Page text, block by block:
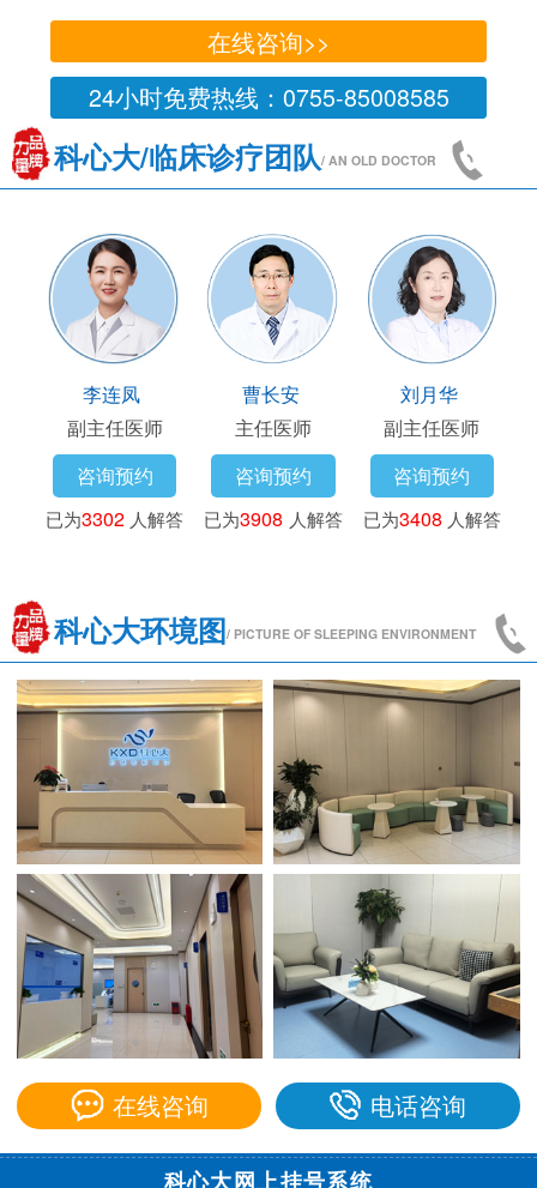
在线咨询>>
24小时免费热线：0755-85008585
科心大/临床诊疗团队/ AN OLD DOCTOR
人解答
顾连友
副主任医师
咨询预约
已为3016人解答
副主任医师
咨询预约
已为3302 人解答
主任医师
咨询预约
已为3908
科心大环境图/ PICTURE OF SLEEPING ENVIRONMENT
在线咨询 电话咨询
科心大网上挂号系统